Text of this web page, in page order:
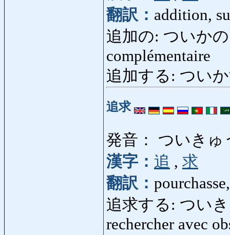
翻訳： addition,
追加の: ついかの
complémentaire
追加する: ついか
追求
発音： ついきゅ
漢字： 追 , 求
翻訳：
追求する: ついき
rechercher avec